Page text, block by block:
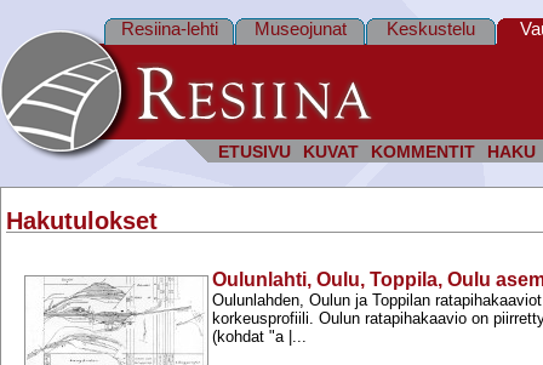
ETUSIVU KUVAT KOMMENTIT HAKU
Resiina-lehti Museojunat Keskustelu
Hakutulokset
Oulunlahti, Oulu, Toppila, Oulu
Oulunlahden, Oulun ja Toppilan
korkeusprofiili. Oulun ratapihakaavio on
(kohdat "a |...